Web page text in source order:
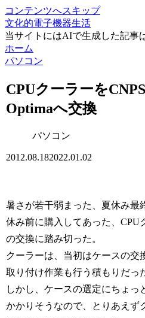
コンテンツへスキップ
文化的電子機器生活
当サイトにはAIで生成した記事
ホーム
パソコン
CPUクーラーを
Optimaへ交換
パソコン
2012.08.182022.01.02
暑さが若干弱まった、夏休み最
休み前に購入してあった、CPU
の交換に踏み切った。
クーラーは、当初はケースの交
取り付け作業も行う積もりだっ
しかし、ケースの選定にちょっ
かかりそうなので、とりあえず